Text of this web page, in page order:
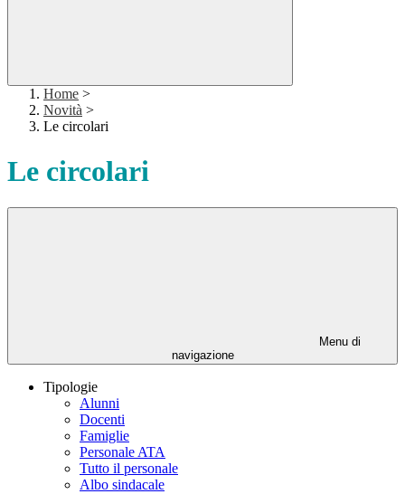
Home >
Novità >
Le circolari
Le circolari
Menu di
navigazione
Tipologie
Alunni
Docenti
Famiglie
Personale ATA
Tutto il personale
Albo sindacale